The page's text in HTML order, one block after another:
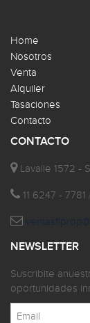
Home
Nosotros
Venta
Alquiler
Tasaciones
Contacto
CONTACTO
Lavalle 1572 -
11 6247 - 7781
NEWSLETTER
Suscribite
oportunidades